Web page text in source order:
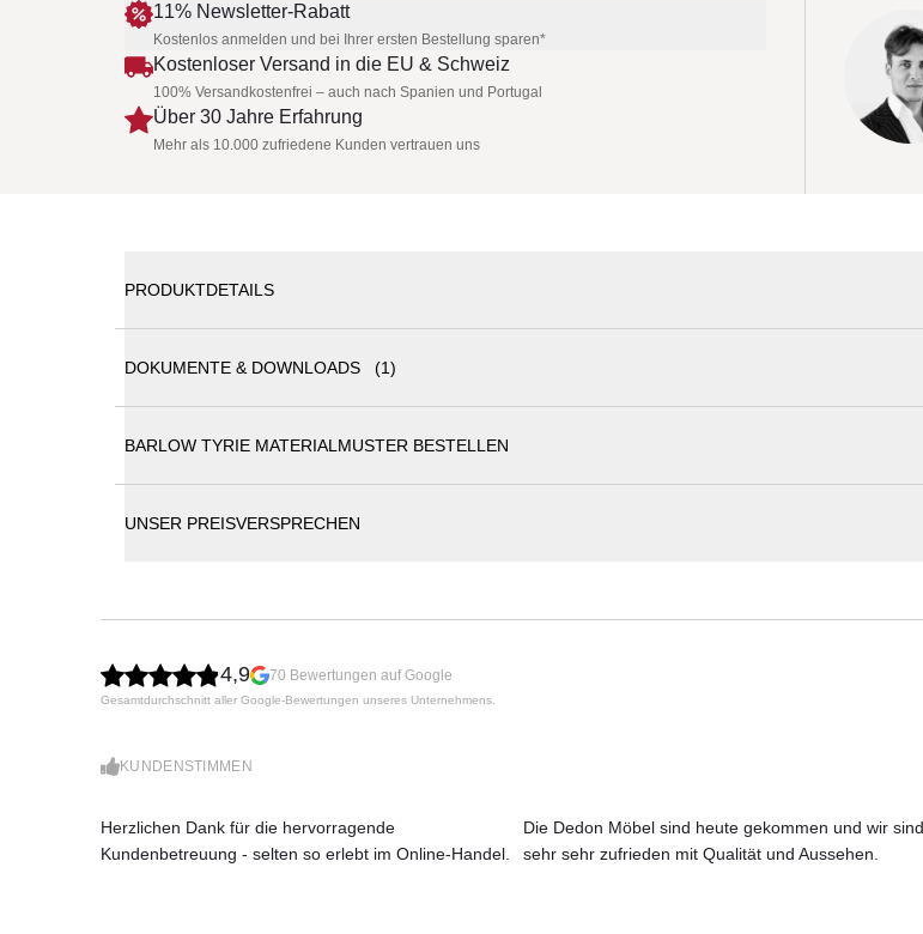
11% Newsletter-Rabatt
Kostenlos anmelden und bei Ihrer ersten Bestellung sparen*
Kostenloser Versand in die EU & Schweiz
100% Versandkostenfrei – auch nach Spanien und Portugal
Über 30 Jahre Erfahrung
Mehr als 10.000 zufriedene Kunden vertrauen uns
PRODUKTDETAILS
Synthetikgewebe
Ganzjährig wetterfest
DOKUMENTE & DOWNLOADS (1)
BARLOW TYRIE MATERIALMUSTER BESTELLEN
JETZT MUSTER BESTELLEN
UNSER PREISVERSPRECHEN
4,9 70 Bewertungen auf Google
Gesamtdurchschnitt aller Google-Bewertungen unseres Unternehmens.
KUNDENSTIMMEN
Herzlichen Dank für die hervorragende
Kundenbetreuung - selten so erlebt im Online-Handel.
Die Dedon Möbel sind heute gekommen und wir sind
sehr sehr zufrieden mit Qualität und Aussehen.